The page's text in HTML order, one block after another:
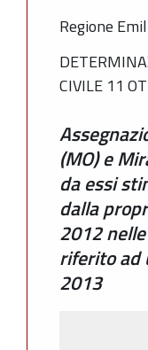
Regione
CIVILE 11
(MO) e
da essi
dalla
2012
riferito ad
2013